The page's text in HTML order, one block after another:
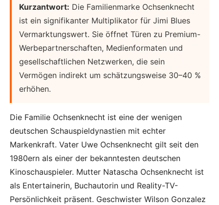
Kurzantwort: Die Familienmarke Ochsenknecht
ist ein signifikanter Multiplikator für Jimi Blues
Vermarktungswert. Sie öffnet Türen zu Premium-
Werbepartnerschaften, Medienformaten und
gesellschaftlichen Netzwerken, die sein
Vermögen indirekt um schätzungsweise 30–40 %
erhöhen.
Die Familie Ochsenknecht ist eine der wenigen
deutschen Schauspieldynastien mit echter
Markenkraft. Vater Uwe Ochsenknecht gilt seit den
1980ern als einer der bekanntesten deutschen
Kinoschauspieler. Mutter Natascha Ochsenknecht ist
als Entertainerin, Buchautorin und Reality-TV-
Persönlichkeit präsent. Geschwister Wilson Gonzalez